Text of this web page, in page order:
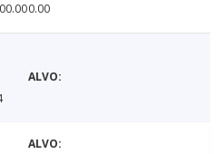
0.00